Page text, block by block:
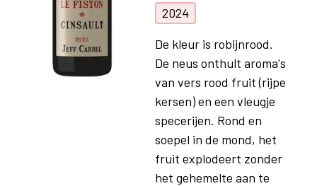
2024
De kleur is robijnrood.
De neus onthult aroma's
van vers rood fruit (rijpe
kersen) en een vleugje
specerijen. Rond en
soepel in de mond, het
fruit explodeert zonder
het gehemelte aan te